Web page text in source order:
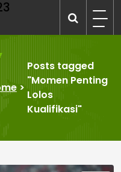
>
Posts tagged
"Momen Penting
Lolos
Kualifikasi"